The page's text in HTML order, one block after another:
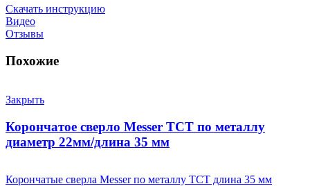
Скачать инструкцию
Видео
Отзывы
Похожие
Закрыть
Корончатое сверло Messer ТСТ по металлу
диаметр 22мм/длина 35 мм
Корончатые сверла Messer по металлу ТСТ длина 35 мм